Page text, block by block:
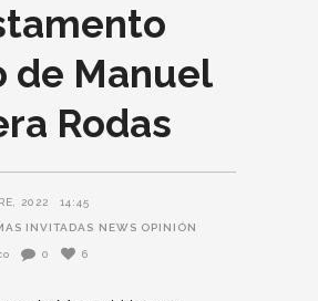
de Manuel
Rodas
2022 14:45
INVITADAS NEWS OPINIÓN
0 6